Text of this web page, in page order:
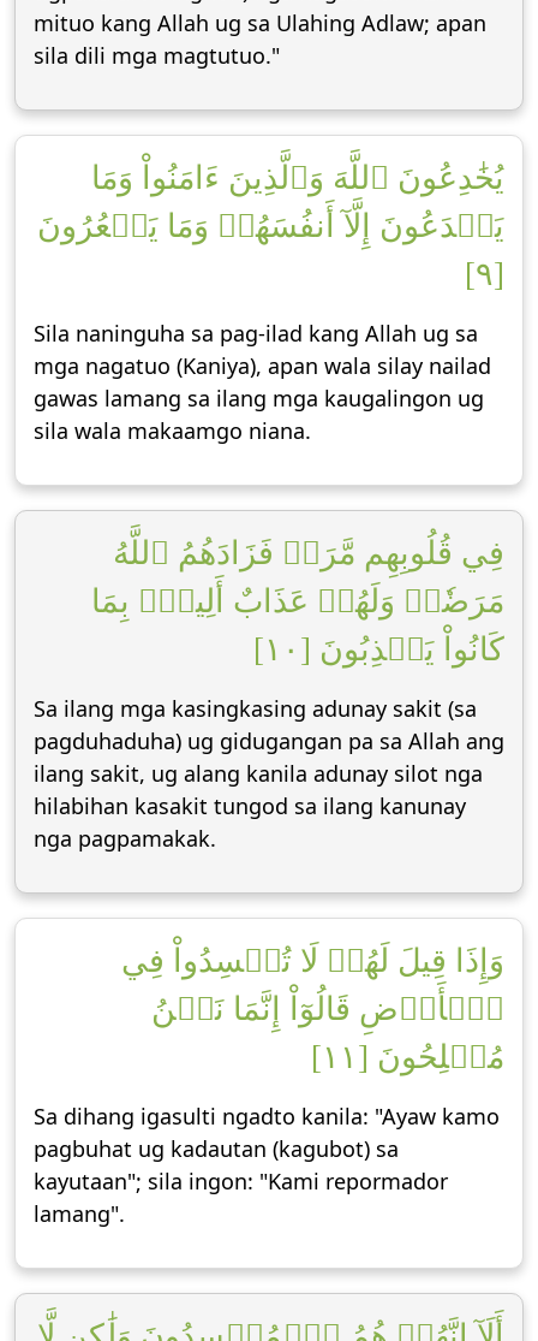
mituo kang Allah ug sa Ulahing Adlaw; apan
sila dili mga magtutuo."
يُخَٰدِعُونَ ٱللَّهَ وَٱلَّذِينَ ءَامَنُواْ وَمَا
يَخۡدَعُونَ إِلَّآ أَنفُسَهُمۡ وَمَا يَشۡعُرُونَ
[٩]
Sila naninguha sa pag-ilad kang Allah ug sa
mga nagatuo (Kaniya), apan wala silay nailad
gawas lamang sa ilang mga kaugalingon ug
sila wala makaamgo niana.
فِي قُلُوبِهِم مَّرَضٞ فَزَادَهُمُ ٱللَّهُ
مَرَضٗاۖ وَلَهُمۡ عَذَابٌ أَلِيمُۢ بِمَا
كَانُواْ يَكۡذِبُونَ [١٠]
Sa ilang mga kasingkasing adunay sakit (sa
pagduhaduha) ug gidugangan pa sa Allah ang
ilang sakit, ug alang kanila adunay silot nga
hilabihan kasakit tungod sa ilang kanunay
nga pagpamakak.
وَإِذَا قِيلَ لَهُمۡ لَا تُفۡسِدُواْ فِي
ٱلۡأَرۡضِ قَالُوٓاْ إِنَّمَا نَحۡنُ
مُصۡلِحُونَ [١١]
Sa dihang igasulti ngadto kanila: "Ayaw kamo
pagbuhat ug kadautan (kagubot) sa
kayutaan"; sila ingon: "Kami repormador
lamang".